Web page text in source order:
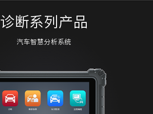
诊断系列产品
汽车智慧分析系统